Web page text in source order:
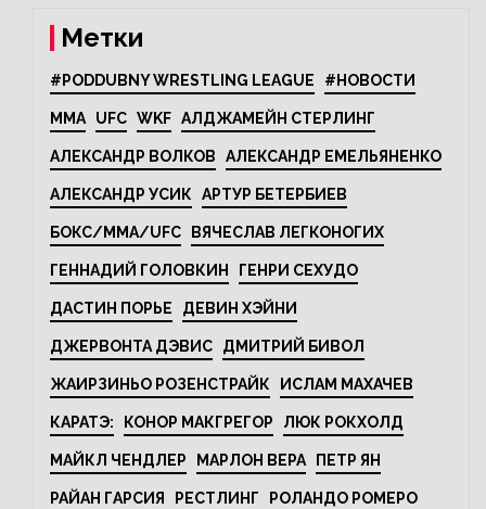
Метки
#PODDUBNY WRESTLING LEAGUE #НОВОСТИ
MMA UFC WKF АЛДЖАМЕЙН СТЕРЛИНГ
АЛЕКСАНДР ВОЛКОВ АЛЕКСАНДР ЕМЕЛЬЯНЕНКО
АЛЕКСАНДР УСИК АРТУР БЕТЕРБИЕВ
БОКС/MMA/UFC ВЯЧЕСЛАВ ЛЕГКОНОГИХ
ГЕННАДИЙ ГОЛОВКИН ГЕНРИ СЕХУДО
ДАСТИН ПОРЬЕ ДЕВИН ХЭЙНИ
ДЖЕРВОНТА ДЭВИС ДМИТРИЙ БИВОЛ
ЖАИРЗИНЬО РОЗЕНСТРАЙК ИСЛАМ МАХАЧЕВ
КАРАТЭ: КОНОР МАКГРЕГОР ЛЮК РОКХОЛД
МАЙКЛ ЧЕНДЛЕР МАРЛОН ВЕРА ПЕТР ЯН
РАЙАН ГАРСИЯ РЕСТЛИНГ РОЛАНДО РОМЕРО